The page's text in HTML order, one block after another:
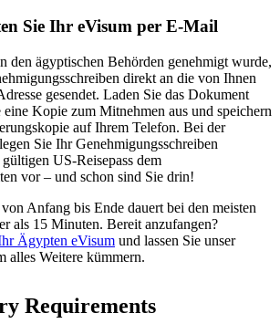
Sie Ihr eVisum per E-Mail
den ägyptischen Behörden genehmigt wurde,
direkt an die von Ihnen
gesendet. Laden Sie das Dokument
eine Kopie zum Mitnehmen aus und speichern
auf Ihrem Telefon. Bei der
Sie Ihr Genehmigungsschreiben
US-Reisepass dem
vor – und schon sind Sie drin!
Anfang bis Ende dauert bei den meisten
als 15 Minuten. Bereit anzufangen?
Ägypten eVisum und lassen Sie unser
alles Weitere kümmern.
Requirements